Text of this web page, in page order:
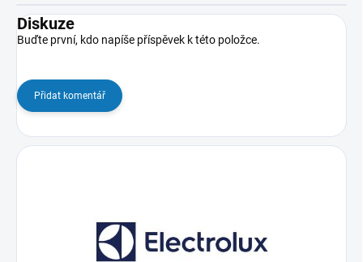
Diskuze
Buďte první, kdo napíše příspěvek k této položce.
Přidat komentář